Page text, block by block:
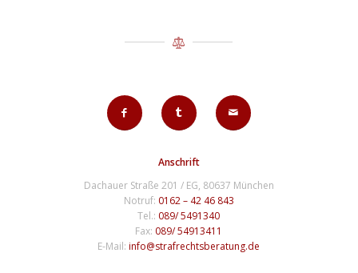
Anschrift
Dachauer Straße 201 / EG, 80637 München
Notruf: 0162 – 42 46 843
Tel.: 089/ 5491340
Fax: 089/ 54913411
E-Mail:info@strafrechtsberatung.de